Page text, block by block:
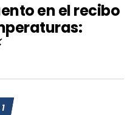
en el recibo
1